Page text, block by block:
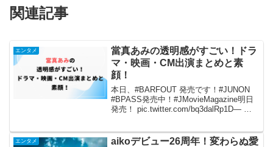
関連記事
エンタメ
當真あみの透明感がすごい！ドラ
マ・映画・CM出演まとめと素
顔！
本日、#BARFOUT 発売です！#JUNON
#BPASS発売中！#JMovieMagazine明日
発売！ pic.twitter.com/bq3dalRp1D— 當
エンタメ
aikoデビュー26周年！変わらぬ愛